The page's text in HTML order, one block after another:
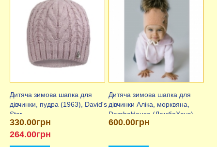
Дитяча зимова шапка для
дівчинки, пудра (1963), David's
Star
330.00грн
264.00грн
Дитяча зимова шапка для
дівчинки Аліка, морквяна,
DemboHouse (ДембоХаус)
600.00грн